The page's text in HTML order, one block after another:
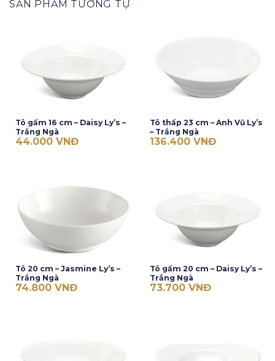
SẢN PHẨM TƯƠNG TỰ
Tô gấm 16 cm – Daisy Ly’s –
Trắng Ngà
44.000 VNĐ
Tô thấp 23 cm – Anh Vũ Ly’s
– Trắng Ngà
136.400 VNĐ
Tô 20 cm – Jasmine Ly’s –
Trắng Ngà
74.800 VNĐ
Tô gấm 20 cm – Daisy Ly’s –
Trắng Ngà
73.700 VNĐ